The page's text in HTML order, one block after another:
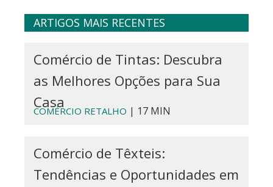
ARTIGOS MAIS RECENTES
Comércio de Tintas: Descubra
as Melhores Opções para Sua
Casa
COMÉRCIO RETALHO | 17 MIN
Comércio de Têxteis:
Tendências e Oportunidades em